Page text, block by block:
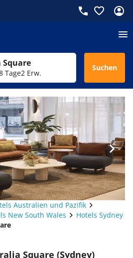
Square
Tage2 Erw.
Suchen
Australien und Pazifik
New South Wales
Hotels Sydney
Square (Sydney)